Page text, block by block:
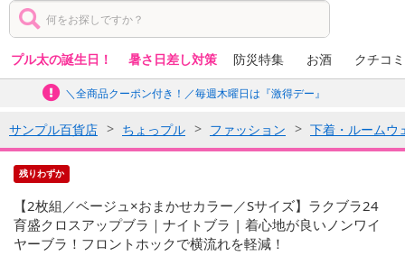
プル太の誕生日！ 暑さ日差し対策 防災特集 お酒 クチコ
＼全商品クーポン付き！／毎週木曜日は『激得デー』
サンプル百貨店 ちょっプル ファッション 下着・ルームウ
残りわずか
【2枚組／ベージュ×おまかせカラー／Sサイズ】ラクブラ24
育盛クロスアップブラ｜ナイトブラ | 着心地が良いノンワイ
ヤーブラ！フロントホックで横流れを軽減！